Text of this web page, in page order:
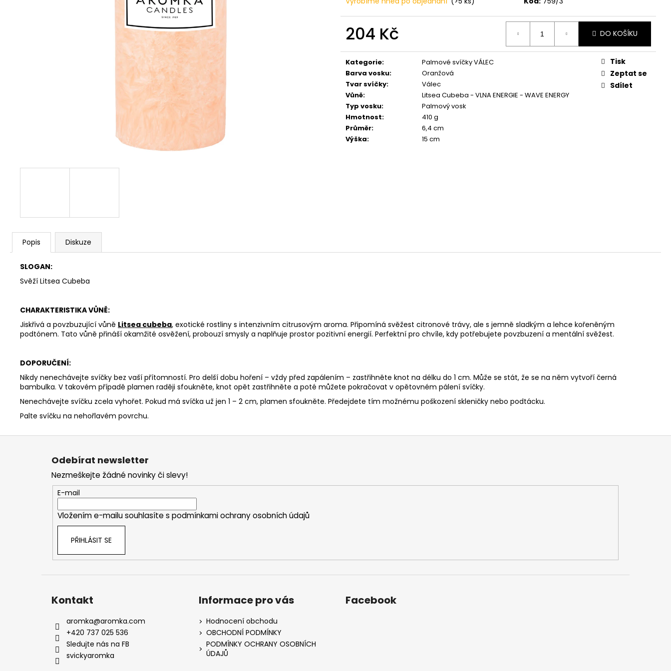
204 Kč
cena:
DO KOŠÍKU
Kategorie:
Palmové svíčky VÁLEC
Barva vosku:
Oranžová
Tvar svíčky:
Válec
Vůně:
Litsea Cubeba - VLNA ENERGIE - WAVE ENERGY
Typ vosku:
Palmový vosk
Hmotnost:
410 g
Průměr:
6,4 cm
Výška: 15 cm
Tisk
Zeptat se
Sdílet
Popis Diskuze
SLOGAN:
Svěží Litsea Cubeba
CHARAKTERISTIKA VŮNĚ:
Jiskřivá a povzbuzující vůně Litsea cubeba, exotické rostliny s intenzivním citrusovým aroma. Připomíná svěžest citronové trávy, ale s jemně sladkým a lehce kořeněným
podtónem. Tato vůně přináší okamžité osvěžení, probouzí smysly a naplňuje prostor pozitivní energií. Perfektní pro chvíle, kdy potřebujete povzbuzení a mentální svěžest.
DOPORUČENÍ:
Nikdy nenechávejte svíčky bez vaší přítomností. Pro delší dobu hoření – vždy před zapálením – zastřihněte knot na délku do 1 cm. Může se stát, že se na něm vytvoří černá
bambulka. V takovém případě plamen raději sfoukněte, knot opět zastřihněte a poté můžete pokračovat v opětovném pálení svíčky.
Nenechávejte svíčku zcela vyhořet. Pokud má svíčka už jen 1 – 2 cm, plamen sfoukněte. Předejdete tím možnému poškození skleničky nebo podtácku.
Palte svíčku na nehořlavém povrchu.
PŘÍRODNÍ VONNÁ SVÍČKA SÓJOVÁ -
AROMKA - SET 10 KS ČAJOVÝCH
SVÍČEK V PLECHU - BEZ VŮNĚ
PŘÍRODNÍ VONNÁ SVÍČKA SÓJOVÁ -
SVÍČEK V PLECHU - HEBKÁ LINIE-DEEP
180 Kč
PŘÍRODNÍ VONNÁ SVÍČKA PALMOVÁ -
VANILKA
99 Kč
Z
Odebírat newsletter
Nezmeškejte žádné novinky či slevy!
E-mail
Vložením e-mailu souhlasíte s podmínkami ochrany osobních údajů
PŘIHLÁSIT SE
Kontakt
aromka@aromka.com
+420 737 025 536
Sledujte nás na FB
svickyaromka
Informace pro vás
Hodnocení obchodu
OBCHODNÍ PODMÍNKY
PODMÍNKY OCHRANY OSOBNÍCH
ÚDAJŮ
Facebook